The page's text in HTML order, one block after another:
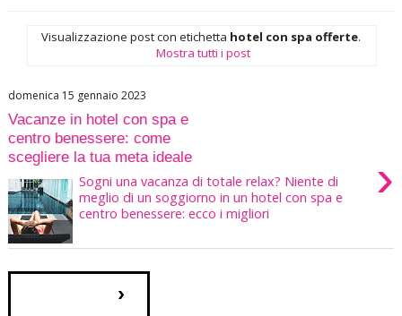
Visualizzazione post con etichetta hotel con spa offerte.
Mostra tutti i post
domenica 15 gennaio 2023
Vacanze in hotel con spa e
centro benessere: come
scegliere la tua meta ideale
›
Sogni una vacanza di totale relax? Niente di
meglio di un soggiorno in un hotel con spa e
centro benessere: ecco i migliori
›